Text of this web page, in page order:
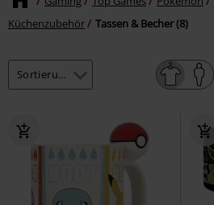
Küchenzubehör
Tassen & Becher (8)